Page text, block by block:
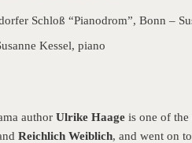
Schloß “Pianodrom”, Bonn –
Kessel, piano
author Ulrike Haage is one of the
Reichlich Weiblich, and went on